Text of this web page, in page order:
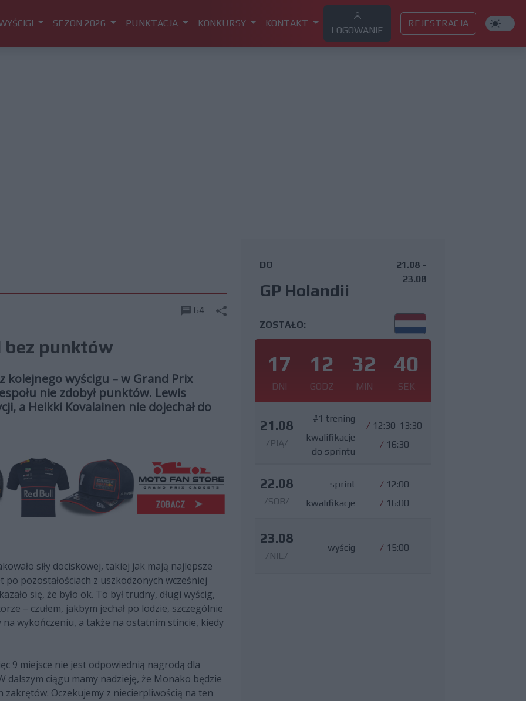
SEZON 2026 PUNKTACJA KONKURSY KONTAKT
LOGOWANIE
REJESTRACJA
64
bez punktów
kolejnego wyścigu – w Grand Prix
nie zdobył punktów. Lewis
a Heikki Kovalainen nie dojechał do
siły dociskowej, takiej jak mają najlepsze
pozostałościach z uszkodzonych wcześniej
się, że było ok. To był trudny, długi wyścig,
– czułem, jakbym jechał po lodzie, szczególnie
wykończeniu, a także na ostatnim stincie, kiedy
9 miejsce nie jest odpowiednią nagrodą dla
dalszym ciągu mamy nadzieję, że Monako będzie
Oczekujemy z niecierpliwością na ten
DO
GP Holandii
21.08 -
23.08
ZOSTAŁO:
17
DNI
12
GODZ
32
MIN
39
SEK
21.08
/PIĄ/
#1 trening
kwalifikacje
do sprintu
/ 12:30-13:30
/ 16:30
22.08
/SOB/
sprint
kwalifikacje
/ 12:00
/ 16:00
23.08
/NIE/
wyścig / 15:00